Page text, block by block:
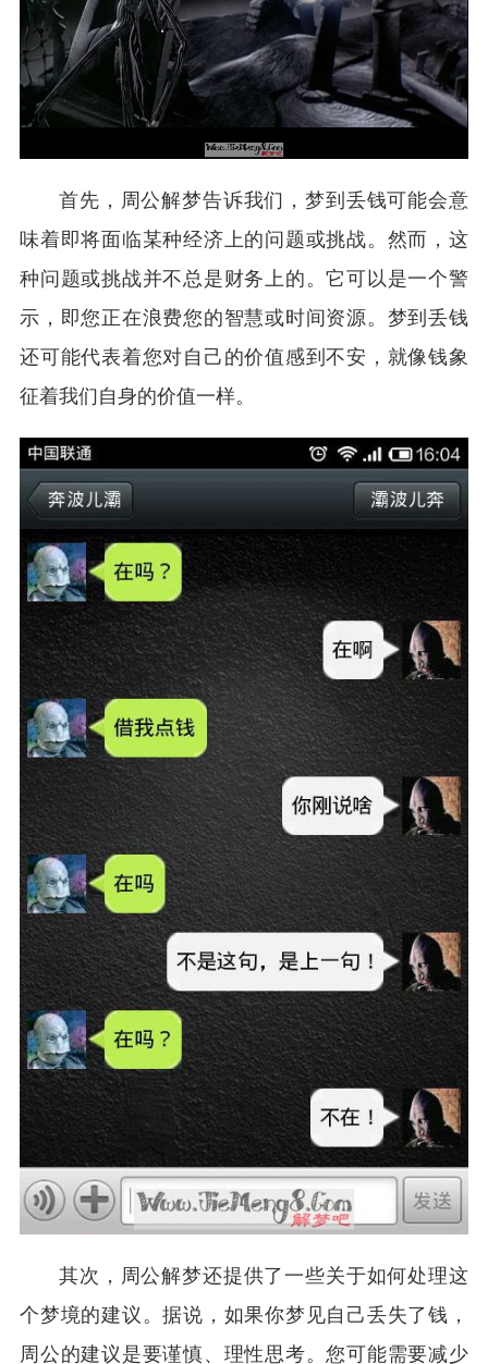
首先，周公解梦告诉我们，梦到丢钱可能会意
味着即将面临某种经济上的问题或挑战。然而，这
种问题或挑战并不总是财务上的。它可以是一个警
示，即您正在浪费您的智慧或时间资源。梦到丢钱
还可能代表着您对自己的价值感到不安，就像钱象
征着我们自身的价值一样。
其次，周公解梦还提供了一些关于如何处理这
个梦境的建议。据说，如果你梦见自己丢失了钱，
周公的建议是要谨慎、理性思考。您可能需要减少